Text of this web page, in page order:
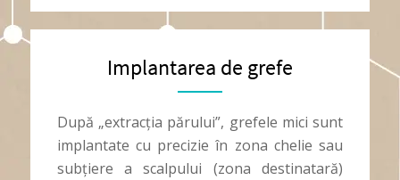
Implantarea de grefe
După „extracția părului”, grefele mici sunt
implantate cu precizie în zona chelie sau
subțiere a scalpului (zona destinatară)